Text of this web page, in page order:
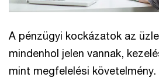
A pénzügyi kockázatok az
mindenhol jelen vannak,
mint megfelelési